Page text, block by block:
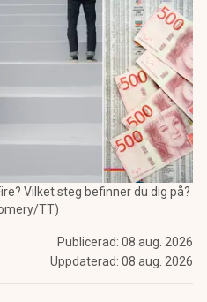
Vilket steg befinner du dig på?
TT)
Publicerad: 08 aug. 2026
Uppdaterad: 08 aug. 2026